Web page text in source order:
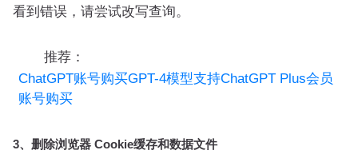
看到错误，请尝试改写查询。
推荐：
ChatGPT账号购买GPT-4模型支持ChatGPT Plus会员
账号购买
3、删除浏览器 Cookie缓存和数据文件